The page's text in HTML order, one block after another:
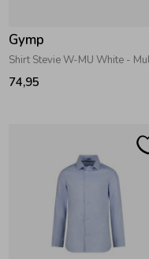
Gymp
Shirt Stevie W-MU White -
74,95